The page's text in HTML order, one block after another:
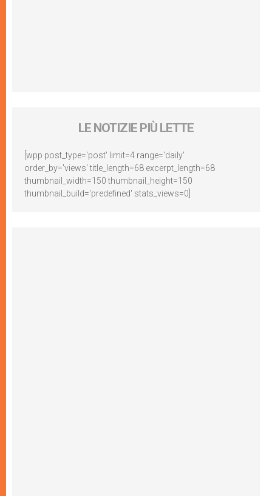
LE NOTIZIE PIÙ LETTE
[wpp post_type='post' limit=4 range='daily'
order_by='views' title_length=68 excerpt_length=68
thumbnail_width=150 thumbnail_height=150
thumbnail_build='predefined' stats_views=0]